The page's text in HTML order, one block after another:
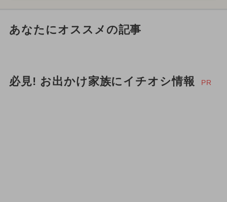
あなたにオススメの記事
必見! お出かけ家族にイチオシ情報 PR